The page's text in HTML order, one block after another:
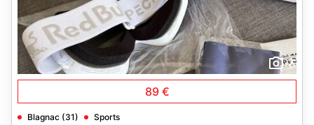
7
89 €
Blagnac (31) Sports